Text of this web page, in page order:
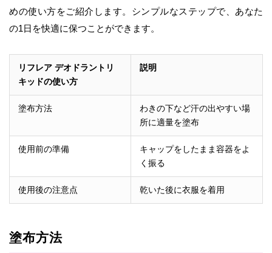
めの使い方をご紹介します。シンプルなステップで、あなた
の1日を快適に保つことができます。
リフレア デオドラントリ
キッドの使い方
説明
塗布方法
わきの下など汗の出やすい場
所に適量を塗布
使用前の準備
キャップをしたまま容器をよ
く振る
使用後の注意点 乾いた後に衣服を着用
塗布方法